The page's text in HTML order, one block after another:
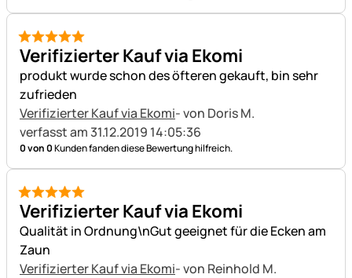
5 von 5
Verifizierter Kauf via Ekomi
produkt wurde schon des öfteren gekauft, bin sehr
zufrieden
Verifizierter Kauf via Ekomi- von Doris M.
verfasst am 31.12.2019 14:05:36
0 von 0Kunden fanden diese Bewertung hilfreich.
5 von 5
Verifizierter Kauf via Ekomi
Qualität in Ordnung\nGut geeignet für die Ecken am
Zaun
Verifizierter Kauf via Ekomi- von Reinhold M.